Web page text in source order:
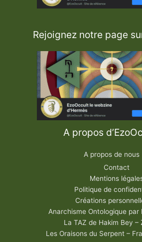
Rejoignez notre page
A propos
A propos de nous
Contact
Mentions
Politique de
Créations
Anarchisme Ontologique par
La TAZ de Hakim Bey –
Les Oraisons du Serpent –